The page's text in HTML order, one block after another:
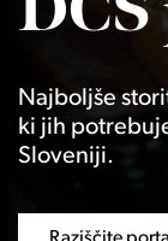
Najboljše
ki jih
Sloveniji.